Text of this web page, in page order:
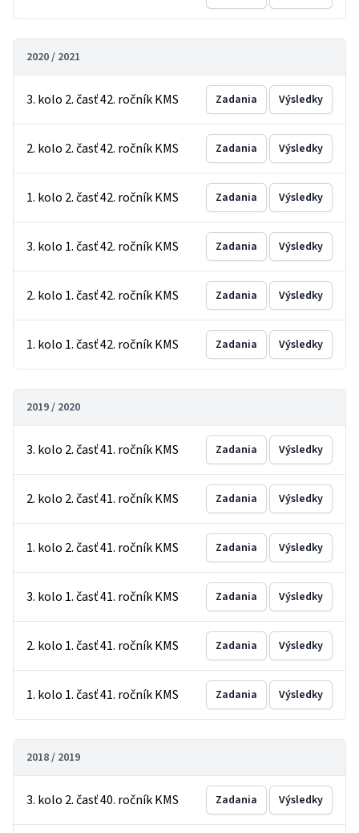
2020 / 2021
3. kolo 2. časť 42. ročník KMS Zadania Výsledky
2. kolo 2. časť 42. ročník KMS Zadania Výsledky
1. kolo 2. časť 42. ročník KMS Zadania Výsledky
3. kolo 1. časť 42. ročník KMS Zadania Výsledky
2. kolo 1. časť 42. ročník KMS Zadania Výsledky
1. kolo 1. časť 42. ročník KMS Zadania Výsledky
2019 / 2020
3. kolo 2. časť 41. ročník KMS Zadania Výsledky
2. kolo 2. časť 41. ročník KMS Zadania Výsledky
1. kolo 2. časť 41. ročník KMS Zadania Výsledky
3. kolo 1. časť 41. ročník KMS Zadania Výsledky
2. kolo 1. časť 41. ročník KMS Zadania Výsledky
1. kolo 1. časť 41. ročník KMS Zadania Výsledky
2018 / 2019
3. kolo 2. časť 40. ročník KMS Zadania Výsledky